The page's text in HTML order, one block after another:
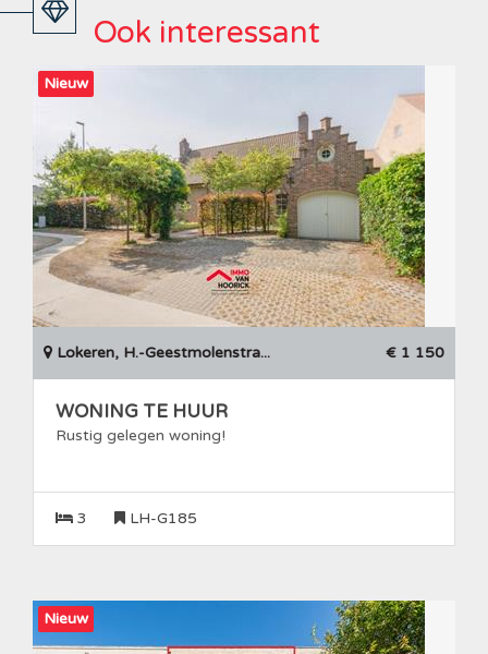
Ook interessant
Nieuw
Lokeren, H.-Geestmolenstra... € 1 150
WONING TE HUUR
Rustig gelegen woning!
3 LH-G185
Nieuw